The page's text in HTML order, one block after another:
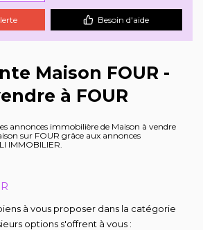
bien
nous
Besoin d'aide
Maison FOUR -
à FOUR
annonces immobilière de Maison à vendre
sur FOUR grâce aux annonces
IMMOBILIER.
à vous proposer dans la catégorie
options s'offrent à vous :